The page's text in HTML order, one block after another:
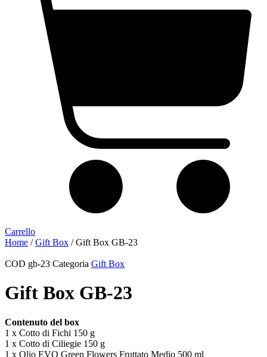
Carrello
Home /Gift Box / Gift Box GB-23
COD gb-23 Categoria Gift Box
Gift Box GB-23
Contenuto del box
1 x Cotto di Fichi 150 g
1 x Cotto di Ciliegie 150 g
1 x Olio EVO Green Flowers Fruttato Medio 500 ml